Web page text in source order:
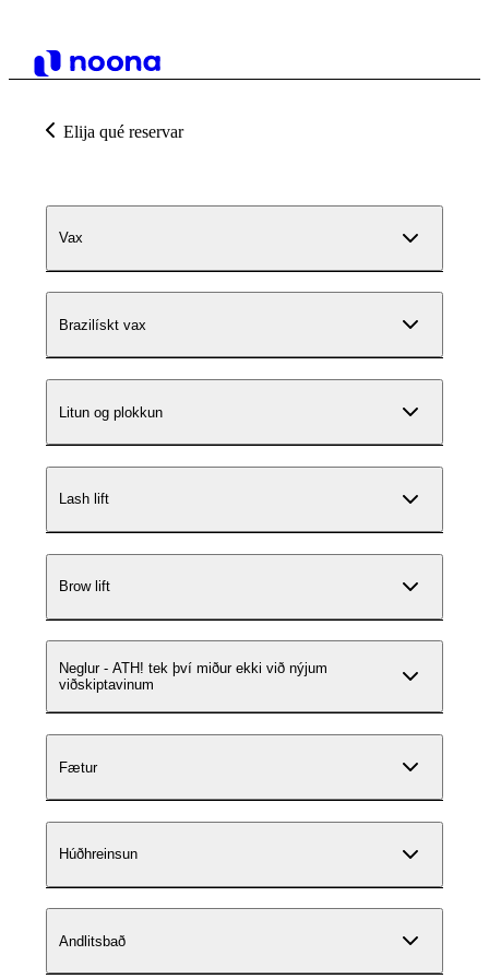
Elija qué reservar
Vax
Brazilískt vax
Litun og plokkun
Lash lift
Brow lift
Neglur - ATH! tek því miður ekki við nýjum
viðskiptavinum
Fætur
Húðhreinsun
Andlitsbað